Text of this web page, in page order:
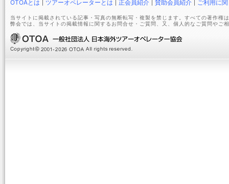
OTOAとは ツアーオペレーターとは 正会員紹介 賛助会員紹介 ご利用に
当サイトに掲載されている記事・写真の無断転写・複製を禁じます。すべての著作権
弊会では、当サイトの掲載情報に関するお問合せ・ご質問、又、個人的なご質問やご